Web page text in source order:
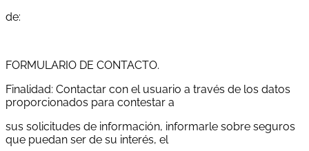
de:
FORMULARIO DE CONTACTO.
Finalidad: Contactar con el usuario a través de los datos
proporcionados para contestar a
sus solicitudes de información, informarle sobre seguros
que puedan ser de su interés, el